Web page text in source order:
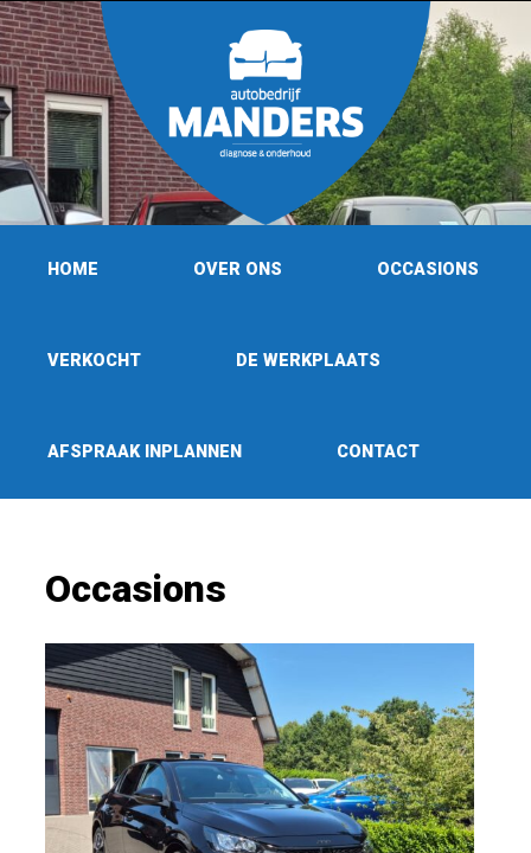
HOME OVER ONS OCCASIONS
VERKOCHT DE WERKPLAATS
AFSPRAAK INPLANNEN CONTACT
Occasions